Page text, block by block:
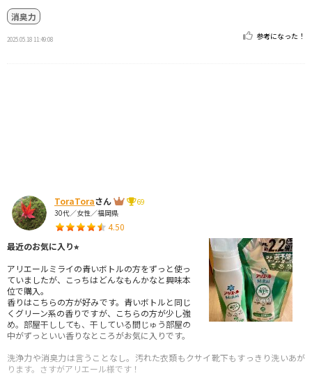
消臭力
2025.05.18 11:49:08 参考になった！
ToraToraさん
69
30代／女性／福岡県
4.50
最近のお気に入り⭐︎
アリエールミライの青いボトルの方をずっと使っ
ていましたが、こっちはどんなもんかなと興味本
位で購入。
香りはこちらの方が好みです。青いボトルと同じ
くグリーン系の香りですが、こちらの方が少し強
め。部屋干ししても、干している間じゅう部屋の
中がずっといい香りなところがお気に入りです。
洗浄力や消臭力は言うことなし。汚れた衣類もクサイ靴下もすっきり洗いあが
ります。さすがアリエール様です！